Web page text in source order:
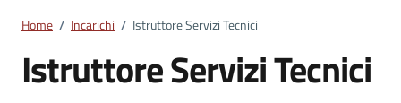
Home / Incarichi / Istruttore Servizi Tecnici
Istruttore Servizi Tecnici